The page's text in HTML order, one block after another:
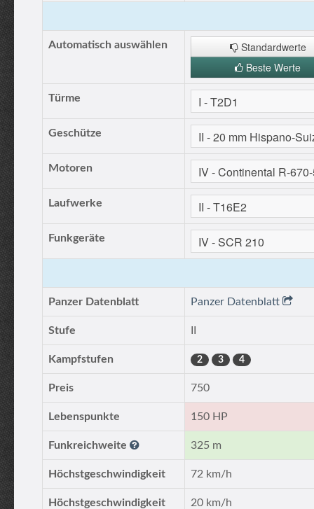
Automatisch auswählen
Standardwerte
Beste Werte
Türme
Geschütze
Motoren
Laufwerke
Funkgeräte
Panzer Datenblatt Panzer Datenblatt
Stufe
Kampfstufen 2 3 4
Preis 750
Lebenspunkte 150 HP
Funkreichweite 325 m
Höchstgeschwindigkeit 72 km/h
Höchstgeschwindigkeit
20 km/h